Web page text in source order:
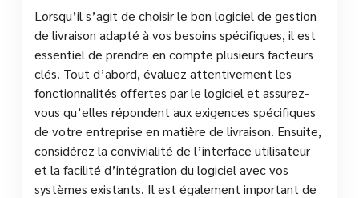
Lorsqu’il s’agit de choisir le bon logiciel de gestion
de livraison adapté à vos besoins spécifiques, il est
essentiel de prendre en compte plusieurs facteurs
clés. Tout d’abord, évaluez attentivement les
fonctionnalités offertes par le logiciel et assurez-
vous qu’elles répondent aux exigences spécifiques
de votre entreprise en matière de livraison. Ensuite,
considérez la convivialité de l’interface utilisateur
et la facilité d’intégration du logiciel avec vos
systèmes existants. Il est également important de